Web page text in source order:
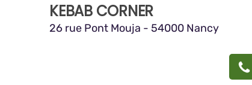
KEBAB CORNER
26 rue Pont Mouja - 54000 Nancy